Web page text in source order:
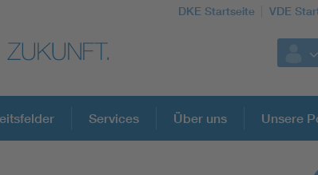
DKE Startseite VDE
Services Über uns Unsere